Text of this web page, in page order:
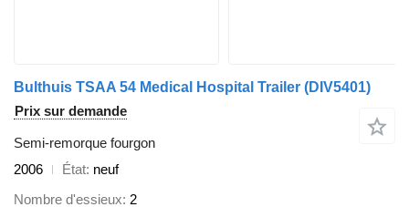
Bulthuis TSAA 54 Medical Hospital Trailer (DIV5401)
Prix sur demande
Semi-remorque fourgon
2006
État neuf
Nombre d'essieux 2